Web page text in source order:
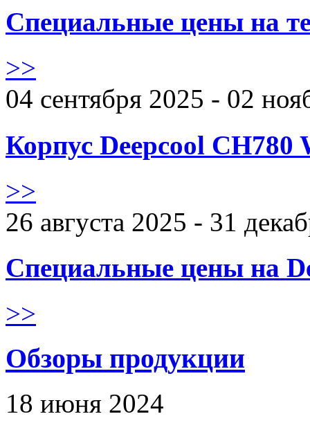
Специальные цены на
>>
04 сентября 2025 - 02
Корпус Deepcool CH780
>>
26 августа 2025 - 31
Специальные цены на
>>
Обзоры продукции
18 июня 2024